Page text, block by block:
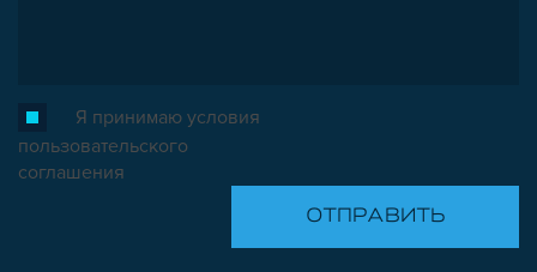
Я принимаю условия
пользовательского
соглашения